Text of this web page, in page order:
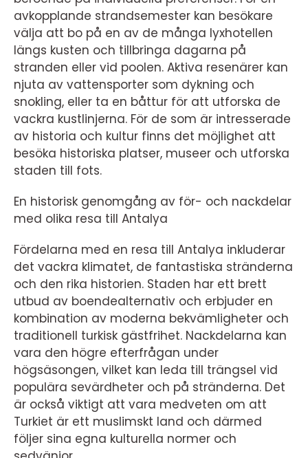
avkopplande strandsemester kan besökare
välja att bo på en av de många lyxhotellen
längs kusten och tillbringa dagarna på
stranden eller vid poolen. Aktiva resenärer kan
njuta av vattensporter som dykning och
snokling, eller ta en båttur för att utforska de
vackra kustlinjerna. För de som är intresserade
av historia och kultur finns det möjlighet att
besöka historiska platser, museer och utforska
staden till fots.
En historisk genomgång av för- och nackdelar
med olika resa till Antalya
Fördelarna med en resa till Antalya inkluderar
det vackra klimatet, de fantastiska stränderna
och den rika historien. Staden har ett brett
utbud av boendealternativ och erbjuder en
kombination av moderna bekvämligheter och
traditionell turkisk gästfrihet. Nackdelarna kan
vara den högre efterfrågan under
högsäsongen, vilket kan leda till trängsel vid
populära sevärdheter och på stränderna. Det
är också viktigt att vara medveten om att
Turkiet är ett muslimskt land och därmed
följer sina egna kulturella normer och